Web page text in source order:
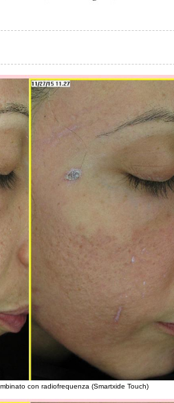
con radiofrequenza (Smartxide Touch)